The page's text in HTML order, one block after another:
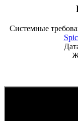
Системные